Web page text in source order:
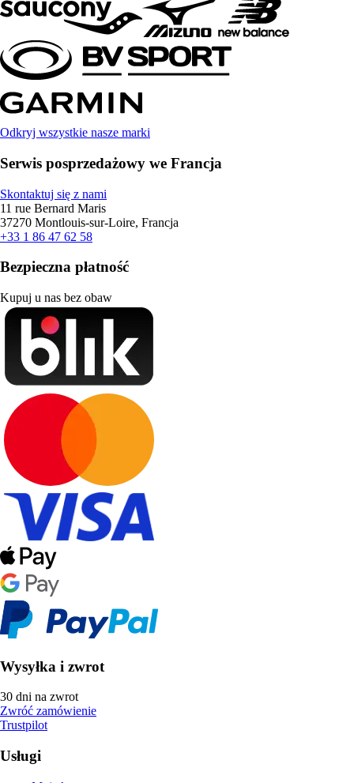
Odkryj wszystkie nasze marki
Serwis posprzedażowy we Francja
Skontaktuj się z nami
11 rue Bernard Maris
37270 Montlouis-sur-Loire, Francja
+33 1 86 47 62 58
Bezpieczna płatność
Kupuj u nas bez obaw
Wysyłka i zwrot
30 dni na zwrot
Zwróć zamówienie
Trustpilot
Usługi